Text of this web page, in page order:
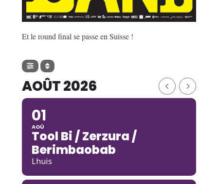
Et le round final se passe en Suisse !
AOÛT 2026
01
AOÛ
Tool Bi / Zerzura /
Berimbaobab
Lhuis